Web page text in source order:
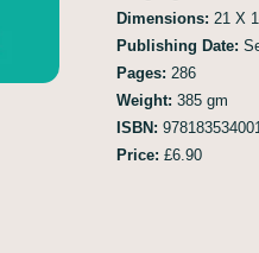
Dimensions: 21 X
Publishing Date:
Pages: 286
Weight: 385 gm
ISBN:
Price: £6.90